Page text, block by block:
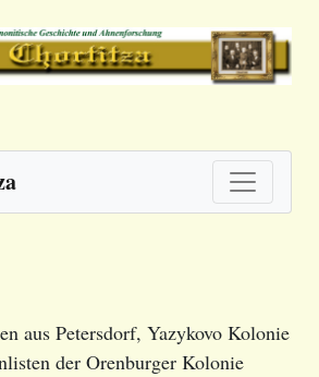
aus Petersdorf, Yazykovo Kolonie
der Orenburger Kolonie